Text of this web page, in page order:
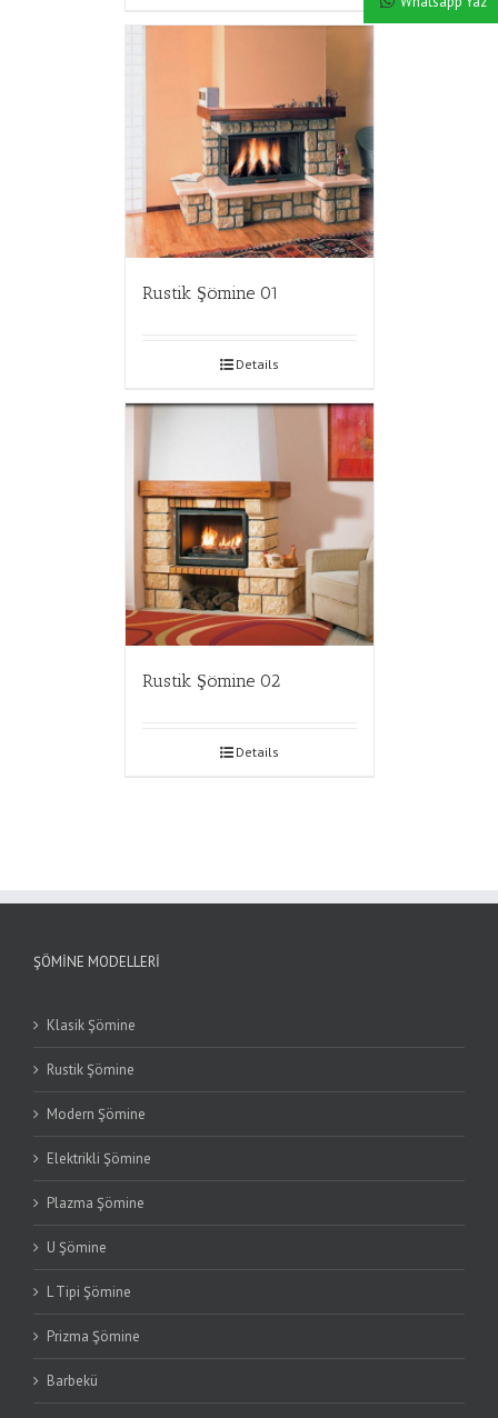
Rustik Şömine 01
Details
Rustik Şömine 02
Details
ŞÖMINE MODELLERI
Klasik Şömine
Rustik Şömine
Modern Şömine
Elektrikli Şömine
Plazma Şömine
U Şömine
L Tipi Şömine
Prizma Şömine
Barbekü